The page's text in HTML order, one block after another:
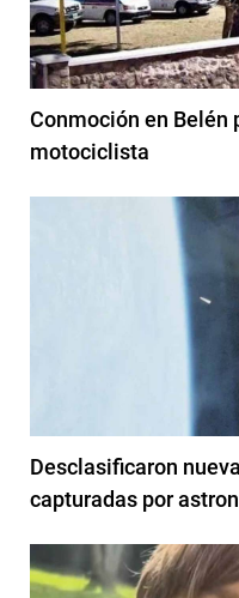
Conmoción en Belén
motociclista
Desclasificaron
capturadas por